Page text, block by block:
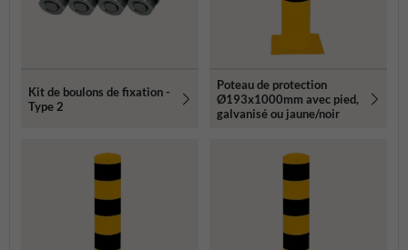
Kit de boulons de fixation -
Type 2
Poteau de protection
Ø193x1000mm avec pied,
galvanisé ou jaune/noir